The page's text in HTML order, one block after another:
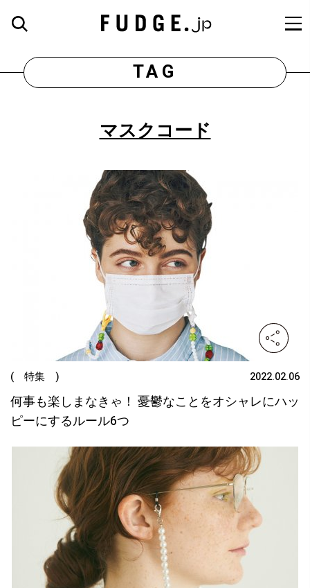
TAG
マスクコード
( 特集 ) 2022.02.06
何事も楽しまなきゃ！ 憂鬱なことをオシャレにハッ
ピーにするルール6つ